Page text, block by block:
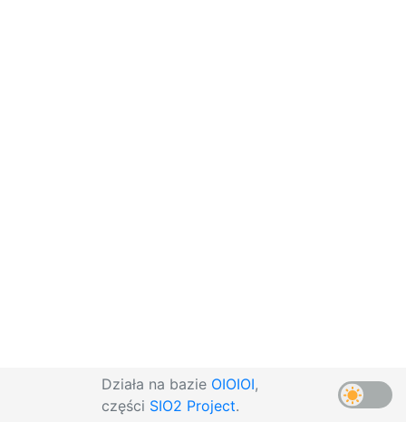
Działa na bazie OIOIOI,
części SIO2 Project.